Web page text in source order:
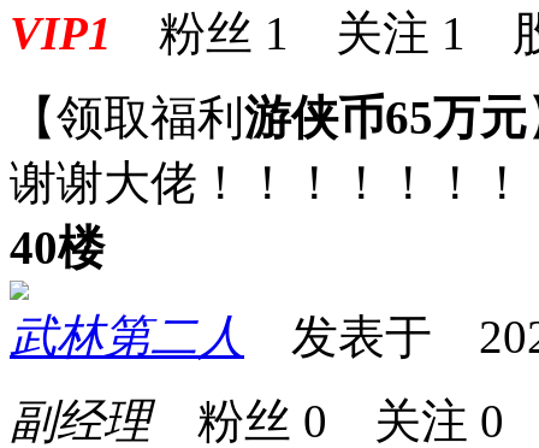
VIP1 粉丝 1 关注 1
【领取福利 游侠币65万元
谢谢大佬！！！！！！！
40楼
武林第二人
发表于
副经理粉丝 0 关注 0